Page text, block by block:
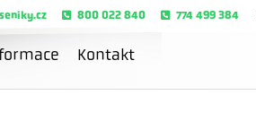
800 022 840 774 499 384
Kontakt